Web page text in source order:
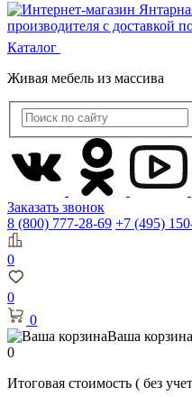
Каталог
Живая мебель из массива
Заказать звонок
8 (800) 777-28-69 +7 (495)
0
0
0
Ваша корзина
0
Итоговая стоимость ( без